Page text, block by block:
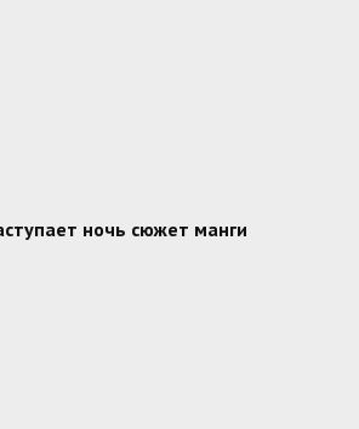
ночь сюжет манги